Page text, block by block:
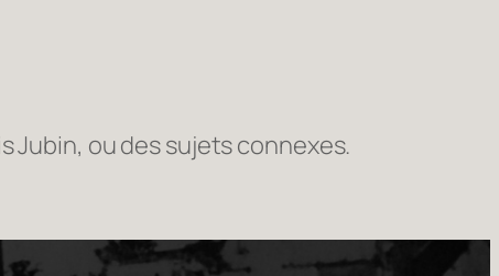
Jubin, ou des sujets connexes.